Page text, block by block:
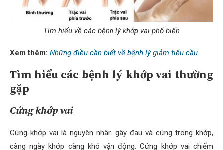
Tìm hiểu về các bệnh lý khớp vai phổ biến
Xem thêm: Những điều cần biết về bệnh lý giảm tiểu cầu
Tìm hiểu các bệnh lý khớp vai thường
gặp
Cứng khớp vai
Cứng khớp vai là nguyên nhân gây đau và cứng trong khớp,
càng ngày khớp càng khó vận động. Cứng khớp vai chiếm